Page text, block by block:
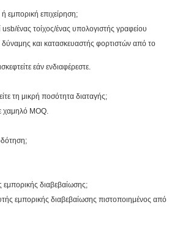
3 έτη περιορισμένης εξουσιοδότησης
Πλαστική τσάντα + χαρτοκιβώτιο PE
25-30 ημέρες μετά από τη διαταγή που
L/C, T/T, PayPal, Western Union, μετρητά
εμπορική επιχείρηση;
usb/ένας τοίχος/ένας υπολογιστής γραφείου
και κατασκευαστής φορτιστών από το
εάν ενδιαφέρεστε.
τη μικρή ποσότητα διαταγής;
χαμηλό MOQ.
εμπορικής διαβεβαίωσης;
εμπορικής διαβεβαίωσης πιστοποιημένος από